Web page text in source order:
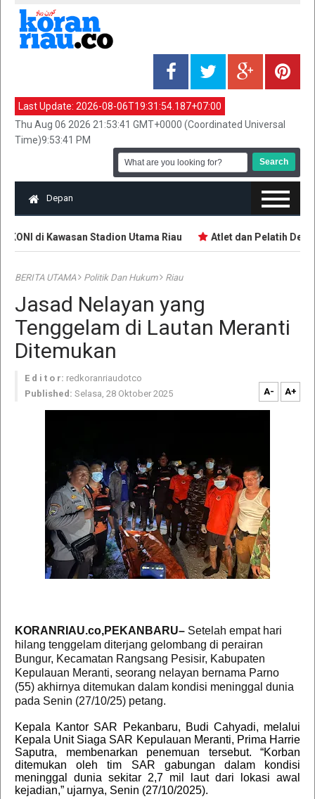
Last Update: 2026-08-06T19:31:54.187+07:00
Thu Aug 06 2026 21:53:41 GMT+0000 (Coordinated Universal
Time)9:53:41 PM
Depan
di Kawasan Stadion Utama Riau Atlet dan Pelatih Demo
BERITA UTAMA Politik Dan Hukum Riau
Jasad Nelayan yang
Tenggelam di Lautan Meranti
Ditemukan
E d i t o r: redkoranriaudotco
Published: Selasa, 28 Oktober 2025 A- A+
KORANRIAU.co,PEKANBARU– Setelah empat hari
hilang tenggelam diterjang gelombang di perairan
Bungur, Kecamatan Rangsang Pesisir, Kabupaten
Kepulauan Meranti, seorang nelayan bernama Parno
(55) akhirnya ditemukan dalam kondisi meninggal dunia
pada Senin (27/10/25) petang.
Kepala Kantor SAR Pekanbaru, Budi Cahyadi, melalui
Kepala Unit Siaga SAR Kepulauan Meranti, Prima Harrie
Saputra, membenarkan penemuan tersebut. “Korban
ditemukan oleh tim SAR gabungan dalam kondisi
meninggal dunia sekitar 2,7 mil laut dari lokasi awal
kejadian,” ujarnya, Senin (27/10/2025).